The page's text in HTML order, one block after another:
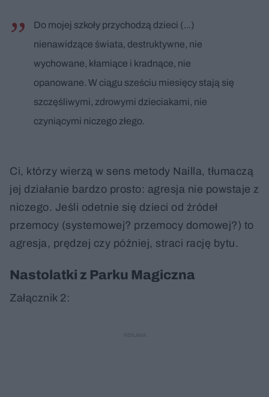
Do mojej szkoły przychodzą dzieci (...)
nienawidzące świata, destruktywne, nie
wychowane, kłamiące i kradnące, nie
opanowane. W ciągu sześciu miesięcy stają się
szczęśliwymi, zdrowymi dzieciakami, nie
czyniącymi niczego złego.
Ci, którzy wierzą w sens metody Nailla, tłumaczą
jej działanie bardzo prosto: agresja nie powstaje z
niczego. Jeśli odetnie się dzieci od źródeł
przemocy (systemowej? przemocy domowej?) to
agresja, prędzej czy później, straci rację bytu.
Nastolatki z Parku Magiczna
Załącznik 2: